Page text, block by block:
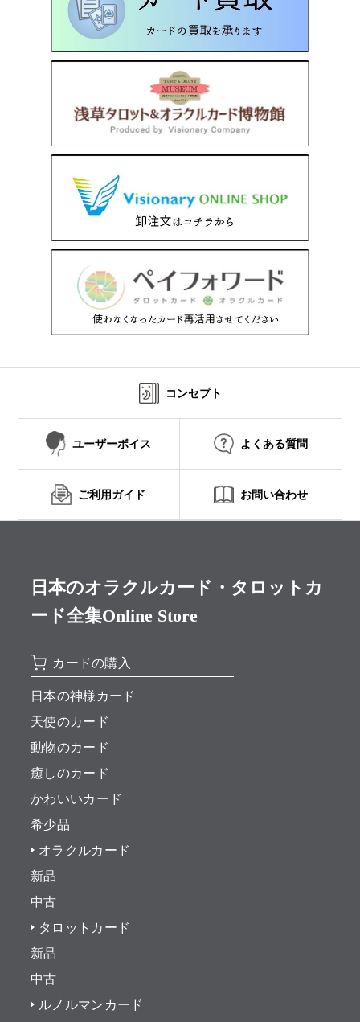
コンセプト
ユーザーボイス よくある質問
ご利用ガイド お問い合わせ
日本のオラクルカード・タロットカ
ード全集Online Store
カードの購入
日本の神様カード
天使のカード
動物のカード
癒しのカード
かわいいカード
希少品
オラクルカード
新品
中古
タロットカード
新品
中古
ルノルマンカード